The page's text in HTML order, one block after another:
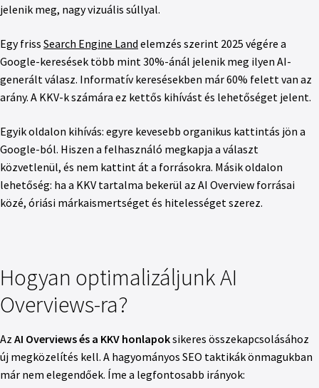
jelenik meg, nagy vizuális súllyal.
Egy friss Search Engine Land elemzés szerint 2025 végére a
Google-keresések több mint 30%-ánál jelenik meg ilyen AI-
generált válasz. Informatív keresésekben már 60% felett van az
arány. A KKV-k számára ez kettős kihívást és lehetőséget jelent.
Egyik oldalon kihívás: egyre kevesebb organikus kattintás jön a
Google-ból. Hiszen a felhasználó megkapja a választ
közvetlenül, és nem kattint át a forrásokra. Másik oldalon
lehetőség: ha a KKV tartalma bekerül az AI Overview forrásai
közé, óriási márkaismertséget és hitelességet szerez.
Hogyan optimalizáljunk AI
Overviews-ra?
Az AI Overviews és a KKV honlapoksikeres összekapcsolásához
új megközelítés kell. A hagyományos SEO taktikák önmagukban
már nem elegendőek. Íme a legfontosabb irányok: